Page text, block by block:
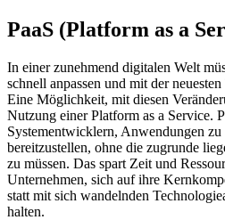
PaaS (Platform as a
In einer zunehmend digitalen Welt
schnell anpassen und mit der
Eine Möglichkeit, mit diesen
Nutzung einer Platform as a Service.
Systementwicklern, Anwendungen
bereitzustellen, ohne die zugrunde
zu müssen. Das spart Zeit und
Unternehmen, sich auf ihre
statt mit sich wandelnden
halten.